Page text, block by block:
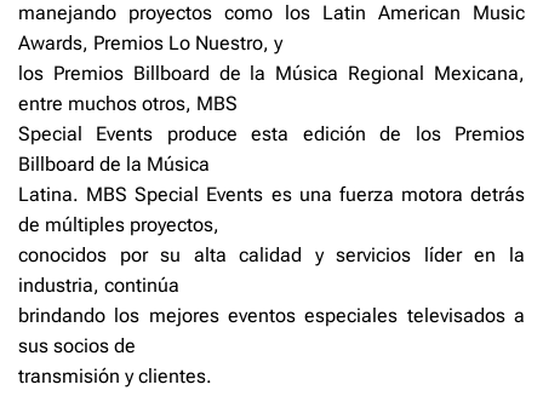
manejando proyectos como los Latin American Music
Awards, Premios Lo Nuestro, y
los Premios Billboard de la Música Regional Mexicana,
entre muchos otros, MBS
Special Events produce esta edición de los Premios
Billboard de la Música
Latina. MBS Special Events es una fuerza motora detrás
de múltiples proyectos,
conocidos por su alta calidad y servicios líder en la
industria, continúa
brindando los mejores eventos especiales televisados a
sus socios de
transmisión y clientes.